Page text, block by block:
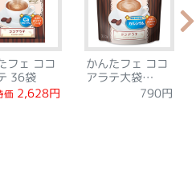
フェ ココ
36袋
価 2,628円
かんたフェ ココ
アラテ大袋
790円